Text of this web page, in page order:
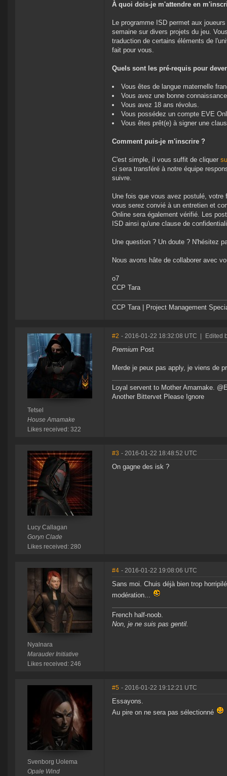
À quoi dois-je m'attendre en
Le programme ISD permet aux
semaine sur divers projets du jeu.
traduction de certains éléments de
fait pour vous.
Quels sont les pré-requis pour
Vous êtes de langue maternelle
Vous avez une bonne
Vous avez 18 ans révolus.
Vous possédez un compte EVE
Vous êtes prêt(e) à signer une
Comment puis-je m'inscrire ?
C'est simple, il vous suffit de cliquer
ci sera transféré à notre équipe
suivre.
Une fois que vous avez postulé,
vous serez convié à un entretien et
Online sera également vérifié. Les
ISD ainsi qu'une clause de
Une question ? Un doute ? N'hésitez
Nous avons hâte de collaborer avec
o7
CCP Tara
CCP Tara | Project Management
Tetsel
House Amamake
Likes received: 322
#2 - 2016-01-22 18:32:08 UTC Edited
Premium Post
Merde je peux pas apply, je viens de
Loyal servent to Mother Amamake.
Another Bittervet Please Ignore
Lucy Callagan
Goryn Clade
Likes received: 280
#3 - 2016-01-22 18:48:52 UTC
On gagne des isk ?
Nyalnara
Marauder Initiative
Likes received: 246
#4 - 2016-01-22 19:08:06 UTC
Sans moi. Chuis déjà bien trop
modération...
French half-noob.
Non, je ne suis pas gentil.
Svenborg Uolema
Opale Wind
#5 - 2016-01-22 19:12:21 UTC
Essayons.
Au pire on ne sera pas sélectionné